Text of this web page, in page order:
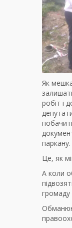
Як
робіт і
Це, як
А коли
громаду